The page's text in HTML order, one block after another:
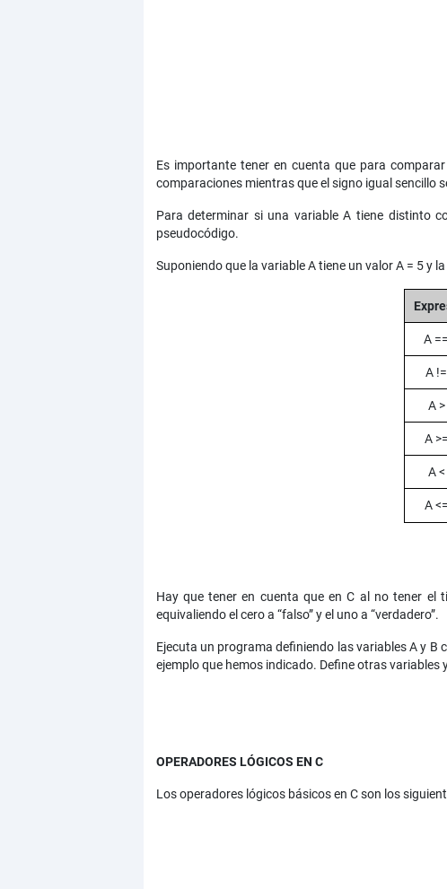
Es importante tener en cuenta que para
comparaciones mientras que el signo igual sencillo
Para determinar si una variable A tiene distinto
pseudocódigo.
Suponiendo que la variable A tiene un valor A = 5 y
A
A
A
A
A
A
Hay que tener en cuenta que en C al no tener el
equivaliendo el cero a “falso” y el uno a “verdadero”.
Ejecuta un programa definiendo las variables A y
ejemplo que hemos indicado. Define otras
OPERADORES LÓGICOS EN C
Los operadores lógicos básicos en C son los